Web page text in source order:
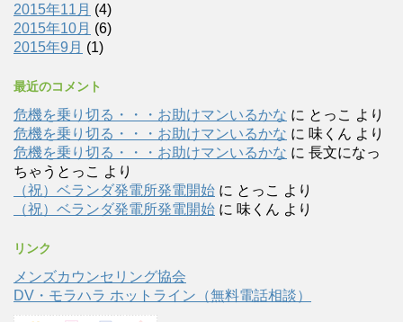
2015年11月 (4)
2015年10月 (6)
2015年9月 (1)
最近のコメント
危機を乗り切る・・・お助けマンいるかな に とっこ より
危機を乗り切る・・・お助けマンいるかな に 味くん より
危機を乗り切る・・・お助けマンいるかな に 長文になっ
ちゃうとっこ より
（祝）ベランダ発電所発電開始 に とっこ より
（祝）ベランダ発電所発電開始 に 味くん より
リンク
メンズカウンセリング協会
DV・モラハラ ホットライン（無料電話相談）